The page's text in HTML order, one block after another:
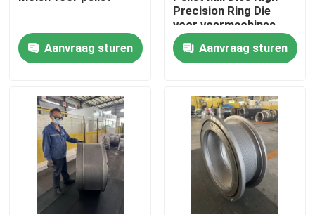
Producten
Video's
Ongeveer ons
Fabrieksreis
Aanvraag sturen
Precision Ring Die
voor voermachines
Aanvraag sturen